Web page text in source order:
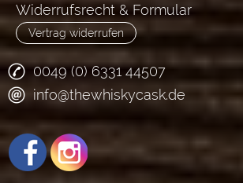
Widerrufsrecht & Formular
Vertrag widerrufen
0049 (0) 6331 44507
info@thewhiskycask.de